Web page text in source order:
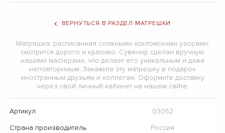
ВЕРНУТЬСЯ В РАЗДЕЛ МАТРЕШКИ
Матрешка, расписанная сложными хохломскими узорами,
смотрится дорого и красиво. Сувенир сделан вручную
нашими мастерами, что делает его уникальным и даже
неповторимым. Закажите эту матрешку в подарок
иностранным друзьям и коллегам. Оформите доставку
через свой личный кабинет на нашем сайте.
Артикул
03052
Страна производитель
Россия